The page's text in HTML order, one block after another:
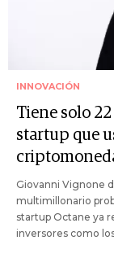
INNOVACIÓN
Tiene solo
startup que
Giovanni Vignone
multimillonario
startup Octane ya
inversores como